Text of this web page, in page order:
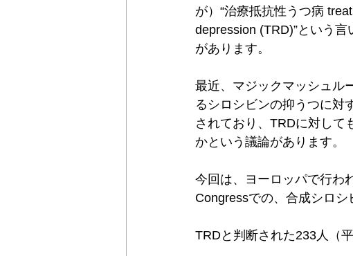
PTSD（心的外傷後ストレス障害）
が）“治療抵抗性うつ病
depression (TRD)”という言
があります。
最近、マジックマッシュル
るシロシビンの抑うつに対
されており、TRDに対して
かという議論があります。
今回は、ヨーロッパで行わ
Congressでの、合成シロシ
TRDと判断された233人（